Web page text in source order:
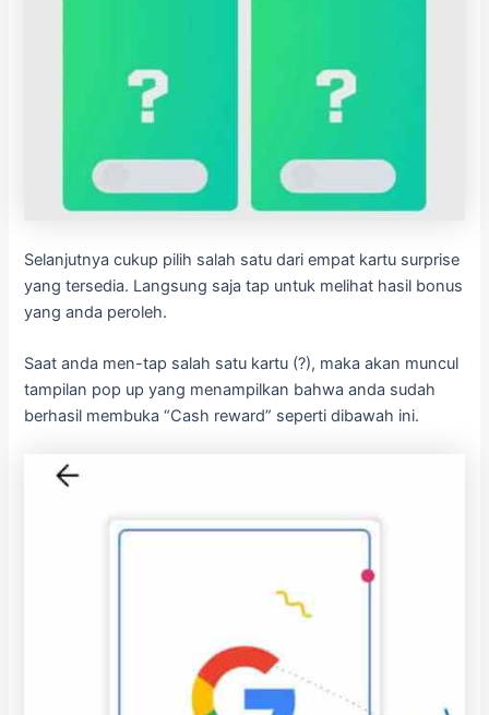
Selanjutnya cukup pilih salah satu dari empat kartu surprise
yang tersedia. Langsung saja tap untuk melihat hasil bonus
yang anda peroleh.
Saat anda men-tap salah satu kartu (?), maka akan muncul
tampilan pop up yang menampilkan bahwa anda sudah
berhasil membuka “Cash reward” seperti dibawah ini.